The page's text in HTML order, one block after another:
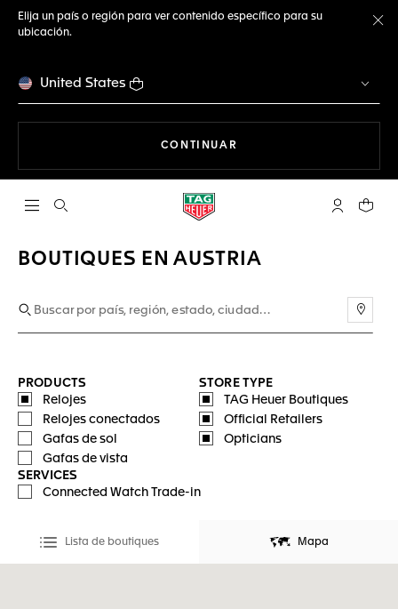
Elija un país o región para ver contenido específico para su
ubicación.
United States
CONTINUAR
Abrir el menú de búsqueda Cuenta Mi
Su
BOUTIQUES EN AUSTRIA
PRODUCTS
Relojes
Relojes conectados
Gafas de sol
Gafas de vista
STORE TYPE
TAG Heuer Boutiques
Official Retailers
Opticians
SERVICES
Connected Watch Trade-in
Lista de boutiques Mapa